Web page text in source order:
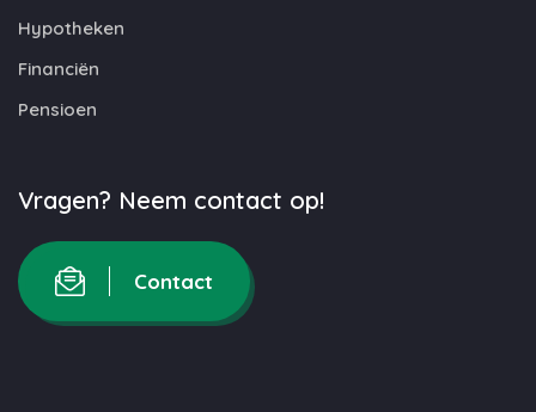
Hypotheken
Financiën
Pensioen
Vragen? Neem contact op!
Contact